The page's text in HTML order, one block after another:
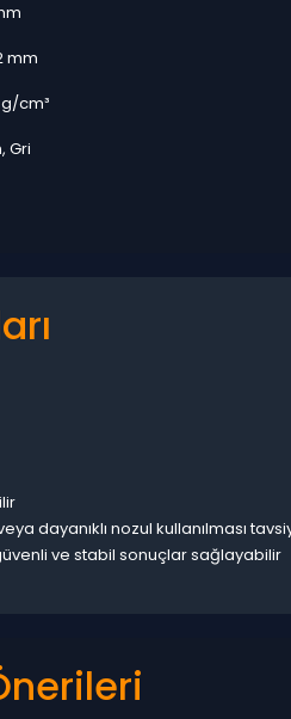
mm
g/cm³
Gri
dayanıklı nozul kullanılması
ve stabil sonuçlar sağlayabilir